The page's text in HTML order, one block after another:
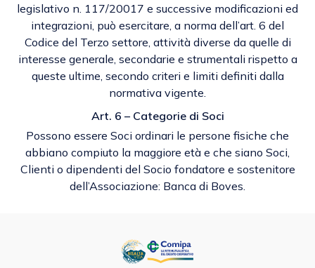
legislativo n. 117/20017 e successive modificazioni ed
integrazioni, può esercitare, a norma dell’art. 6 del
Codice del Terzo settore, attività diverse da quelle di
interesse generale, secondarie e strumentali rispetto a
queste ultime, secondo criteri e limiti definiti dalla
normativa vigente.
Art. 6 – Categorie di Soci
Possono essere Soci ordinari le persone fisiche che
abbiano compiuto la maggiore età e che siano Soci,
Clienti o dipendenti del Socio fondatore e sostenitore
dell’Associazione: Banca di Boves.